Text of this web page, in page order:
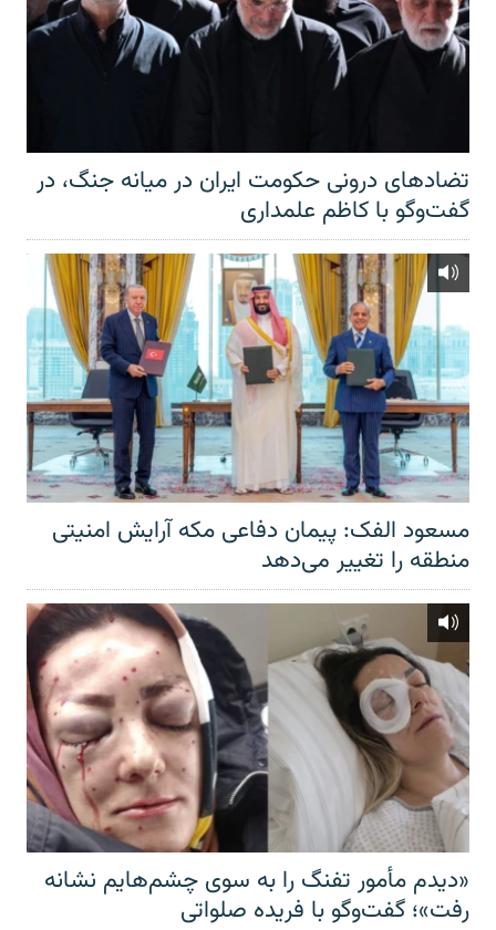
تضادهای درونی حکومت ایران در میانه جنگ، در
گفت‌‌وگو با کاظم علمداری
مسعود الفک: پیمان دفاعی مکه آرایش امنیتی
منطقه را تغییر می‌دهد
«دیدم مأمور تفنگ را به سوی چشم‌هایم نشانه
رفت»؛ گفت‌و‌گو با فریده صلواتی